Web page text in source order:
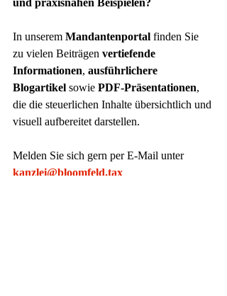
und praxisnahen Beispielen?
In unserem Mandantenportal finden Sie
zu vielen Beiträgen vertiefende
Informationen, ausführlichere
Blogartikel sowie PDF-Präsentationen,
die die steuerlichen Inhalte übersichtlich und
visuell aufbereitet darstellen.
Melden Sie sich gern per E-Mail unter
kanzlei@bloomfeld.tax